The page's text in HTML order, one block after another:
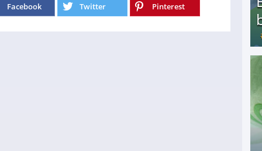
Facebook Twitter Pinterest